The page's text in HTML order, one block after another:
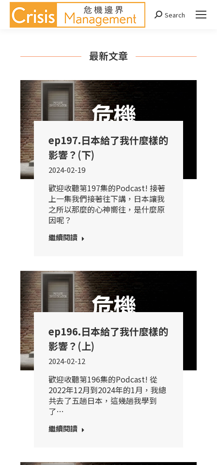
Search:
Search
最新文章
ep197.日本給了我什麼樣的
影響？(下)
2024-02-19
歡迎收聽第197集的Podcast! 接著
上一集我們接著往下講，日本讓我
之所以那麼的心神嚮往，是什麼原
因呢？
繼續閱讀
ep196.日本給了我什麼樣的
影響？(上)
2024-02-12
歡迎收聽第196集的Podcast! 從
2022年12月到2024年的1月，我總
共去了五趟日本，這幾趟我學到
了…
繼續閱讀